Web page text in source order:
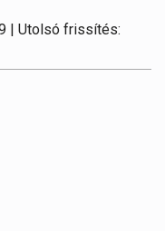
| Utolsó frissítés: